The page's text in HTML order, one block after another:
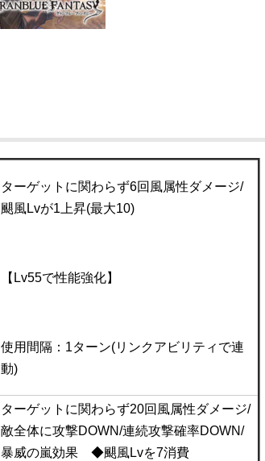
ターゲットに関わらず6回風属性ダメージ/
颶風Lvが1上昇(最大10)
【Lv55で性能強化】
使用間隔：1ターン(リンクアビリティで連
動)
ターゲットに関わらず20回風属性ダメージ/
敵全体に攻撃DOWN/連続攻撃確率DOWN/
暴威の嵐効果 ◆颶風Lvを7消費